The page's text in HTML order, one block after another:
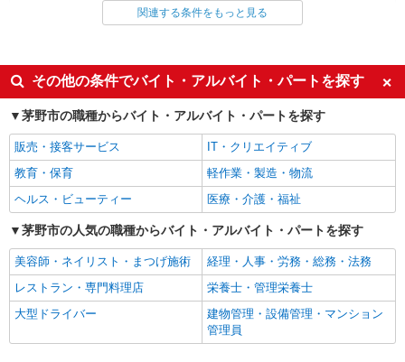
未経験歓迎
ミドル（40代～）活躍中
ボーナス・賞与あり
車通勤OK
交通費支給
社会保険あり
産休・育休取得実績あり
関連する条件をもっと見る
その他の条件でバイト・アルバイト・パートを探す
茅野市の職種からバイト・アルバイト・パートを探す
販売・接客サービス
IT・クリエイティブ
教育・保育
軽作業・製造・物流
ヘルス・ビューティー
医療・介護・福祉
茅野市の人気の職種からバイト・アルバイト・パートを探す
美容師・ネイリスト・まつげ施術
経理・人事・労務・総務・法務
レストラン・専門料理店
栄養士・管理栄養士
大型ドライバー
建物管理・設備管理・マンション
管理員